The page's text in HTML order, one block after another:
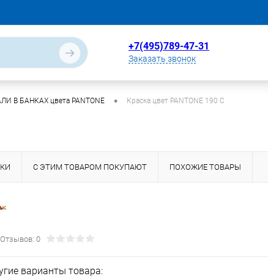
+7(495)789-47-31
Заказать звонок
В БАНКАХ цвета PANTONE • Краска цвет PANTONE 190 C
С ЭТИМ ТОВАРОМ ПОКУПАЮТ ПОХОЖИЕ ТОВАРЫ
Отзывов: 0
варианты товара: